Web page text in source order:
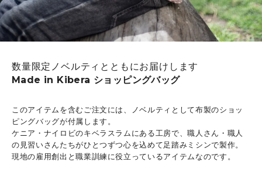
数量限定ノベルティとともにお届けします
Made in Kibera ショッピングバッグ
このアイテムを含むご注文には、ノベルティとして布製のショッ
ピングバッグが付属します。
ケニア・ナイロビのキベラスラムにある工房で、職人さん・職人
の見習いさんたちがひとつずつ心を込めて足踏みミシンで製作。
現地の雇用創出と職業訓練に役立っているアイテムなのです。